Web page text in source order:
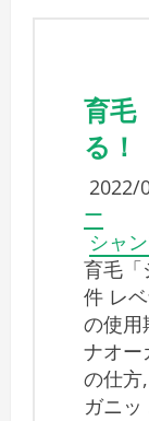
育毛
る！
2022/
ー
シャ
育毛「
件 レ
の使
ナオー
の仕方
ガニ